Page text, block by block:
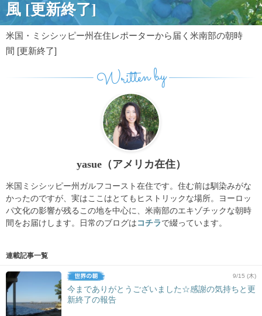
風 [更新終了]
米国・ミシシッピー州在住レポーターから届く米南部の朝時
間 [更新終了]
Written by
yasue（アメリカ在住）
米国ミシシッピー州ガルフコースト在住です。住む前は馴染みがな
かったのですが、実はここはとてもヒストリックな場所。ヨーロッ
パ文化の影響が残るこの地を中心に、米南部のエキゾチックな朝時
間をお届けします。日常のブログは コチラ で綴っています。
連載記事一覧
9/15 (木)
今までありがとうございました☆感謝の気持ちと更
新終了の報告